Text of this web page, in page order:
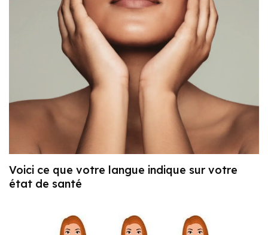
Voici ce que votre langue indique sur votre
état de santé